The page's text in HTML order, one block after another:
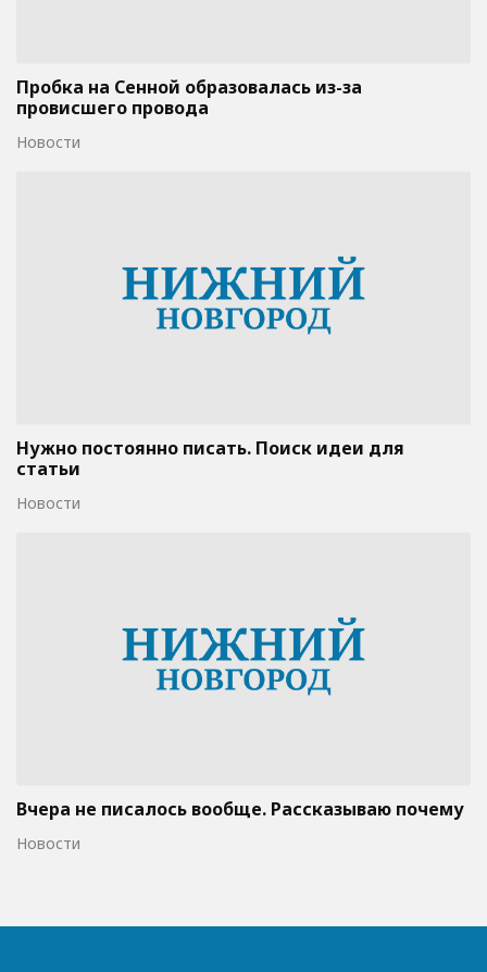
Пробка на Сенной образовалась из-за
провисшего провода
Новости
Нужно постоянно писать. Поиск идеи для
статьи
Новости
Вчера не писалось вообще. Рассказываю почему
Новости